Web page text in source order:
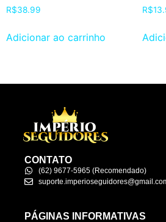
R$38.99
Adicionar ao carrinho
R$
CONTATO
(62) 9677-5965 (Recomendado)
PÁGINAS INFORMATIVAS